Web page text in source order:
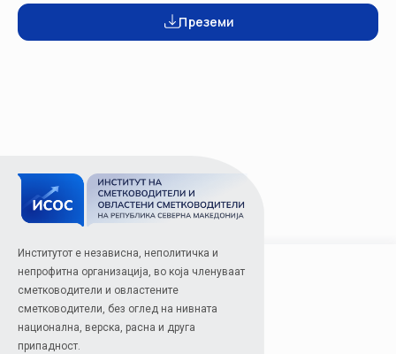
Преземи
Институтот е независна, неполитичка и
непрофитна организација, во која членуваат
сметководители и овластените
сметководители, без оглед на нивната
национална, верска, расна и друга
припадност.